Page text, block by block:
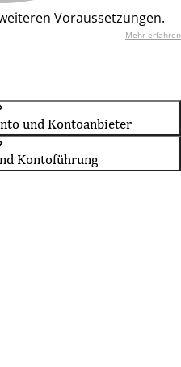
Voraussetzungen.
Mehr erfahren
und Kontoanbieter
Kontoführung